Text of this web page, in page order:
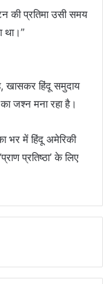
की प्रतिमा उसी समय
था।”
खासकर हिंदू समुदाय
का जश्न मना रहा है।
भर में हिंदू अमेरिकी
प्रतिष्ठा’ के लिए